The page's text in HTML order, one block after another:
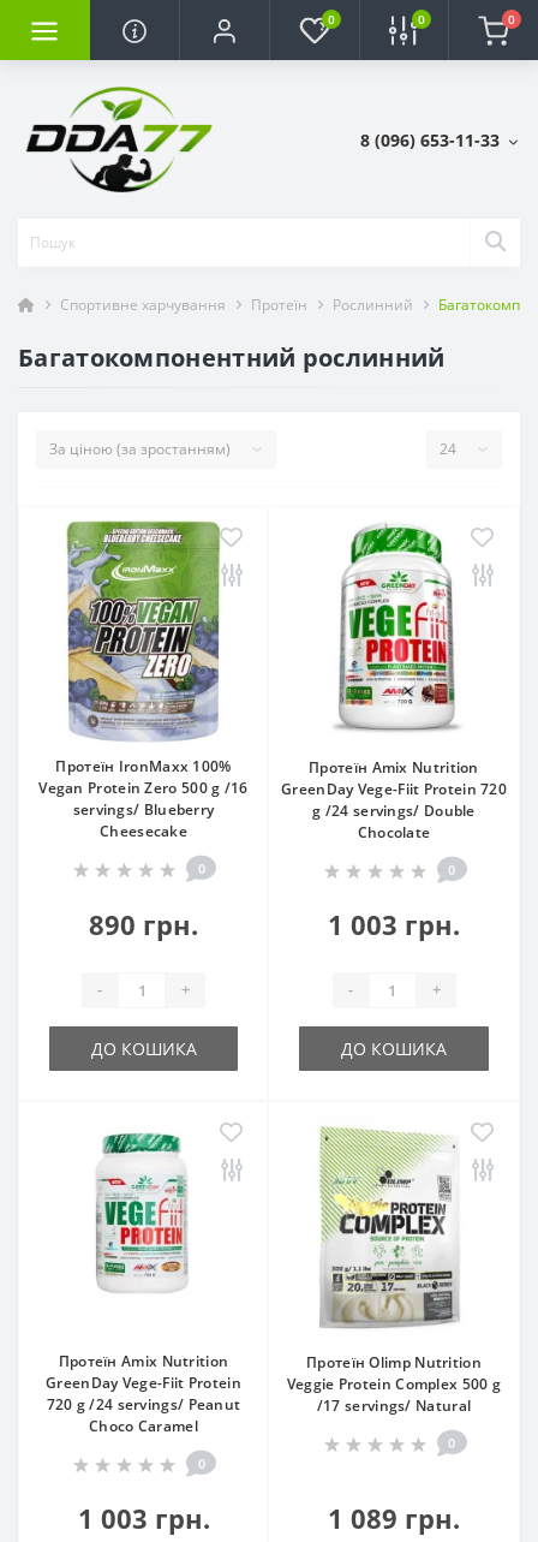
0 0 0
8 (096) 653-11-33
Спортивне харчування Протеїн Рослинний
Багатокомпонентний рослинний
Протеїн IronMaxx 100%
Vegan Protein Zero 500 g /16
servings/ Blueberry
Cheesecake
0
890 грн.
- +
ДО КОШИКА
Протеїн Amix Nutrition
GreenDay Vege-Fiit Protein 720
g /24 servings/ Double
Chocolate
0
1 003 грн.
- +
ДО КОШИКА
Протеїн Amix Nutrition
GreenDay Vege-Fiit Protein
720 g /24 servings/ Peanut
Choco Caramel
0
1 003 грн.
Протеїн Olimp Nutrition
Veggie Protein Complex 500 g
/17 servings/ Natural
0
1 089 грн.